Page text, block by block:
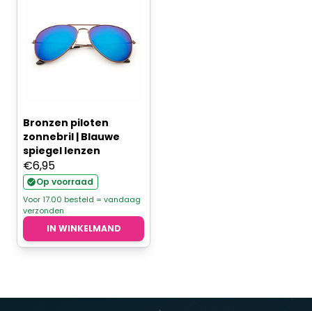
Bronzen piloten
zonnebril | Blauwe
spiegel lenzen
€6,95
Op voorraad
Voor 17.00 besteld = vandaag
verzonden
IN WINKELMAND